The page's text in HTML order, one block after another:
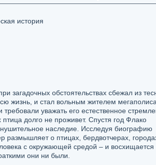
история
обстоятельствах сбежал из
жизнь, и стал вольным жителем мегаполиса,
уважать его естественное
долго не проживет. Спустя год Флако
наследие. Исследуя биографию
размышляет о птицах, бердвотчерах,
с окружающей средой – и восхищается
они ни были.